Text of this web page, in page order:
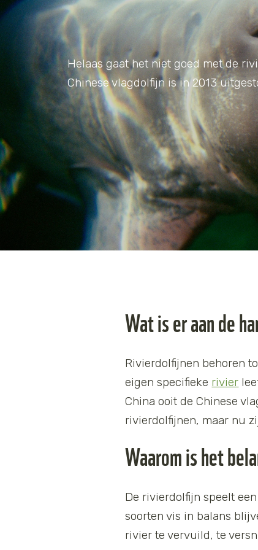
Helaas gaat het niet goed met de
Chinese vlagdolfijn is in 2013
Wat is er aan de
Rivierdolfijnen behoren
eigen specifieke rivier
China ooit de Chinese
rivierdolfijnen, maar nu
Waarom is het
De rivierdolfijn speelt
soorten vis in balans
rivier te vervuild, te